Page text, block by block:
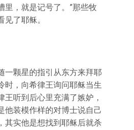
里，就是记号了。”那些牧
了耶稣。
一颗星的指引从东方来拜耶
时，向希律王询问耶稣当生
王听到后心里充满了嫉妒，
他装模作样的对博士说自己
其实他是想找到耶稣后就杀